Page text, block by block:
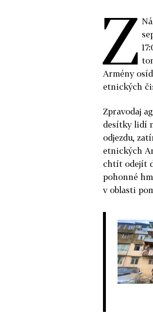
Z
Armény
etnických
Zpravodaj
desítky lidí
odjezdu,
etnických
chtít odejít
pohonné
v oblasti